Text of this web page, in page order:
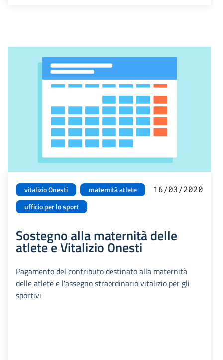
vitalizio Onesti
maternità atlete
ufficio per lo sport
16/03/2020
Sostegno alla maternità delle
atlete e Vitalizio Onesti
Pagamento del contributo destinato alla maternità
delle atlete e l'assegno straordinario vitalizio per gli
sportivi